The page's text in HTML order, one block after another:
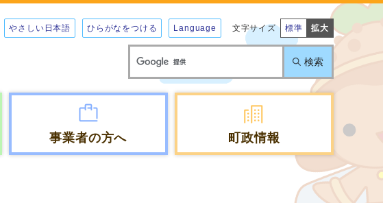
やさしい日本語 ひらがなをつける Language 文字サイズ 標準 拡大
検索
事業者の方へ 町政情報